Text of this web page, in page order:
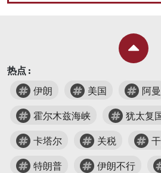
热点 :
伊朗
美国 阿曼
霍尔木兹海峡 犹太复
卡塔尔 关税
特朗普 伊朗不行